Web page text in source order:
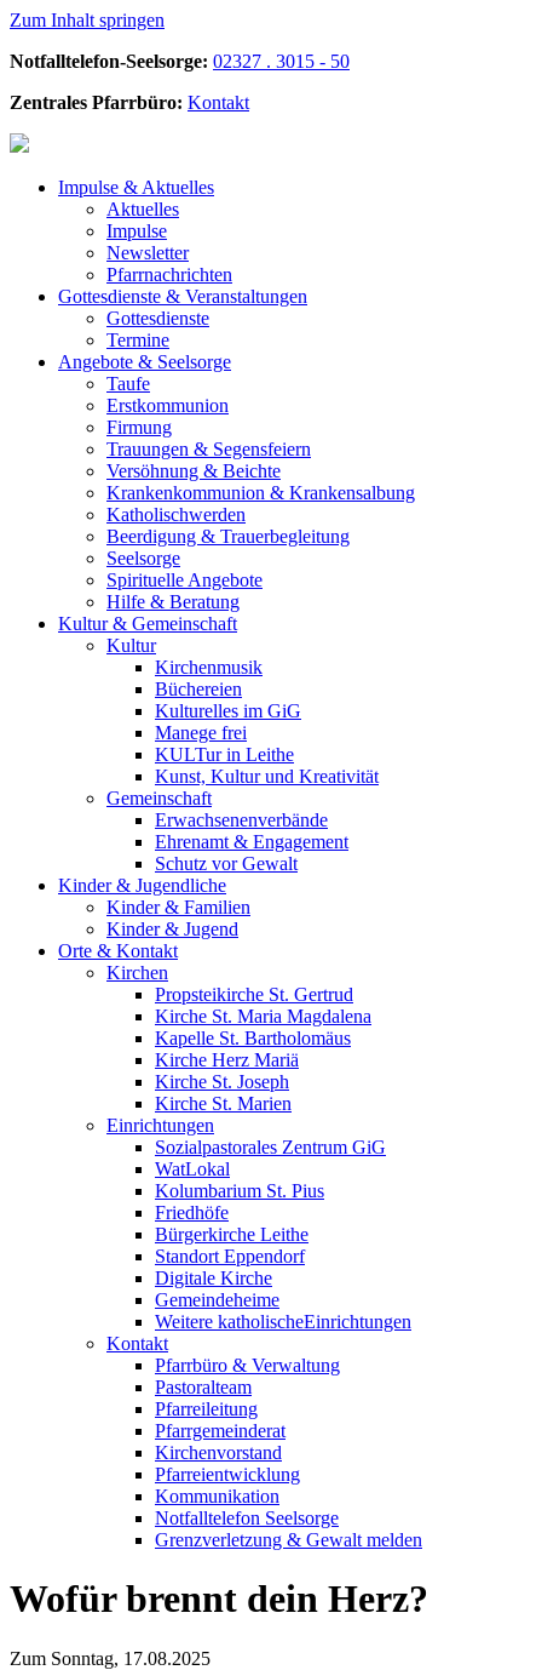
Zum Inhalt springen
Notfalltelefon-Seelsorge: 02327 . 3015 - 50
Zentrales Pfarrbüro: Kontakt
Impulse & Aktuelles
Aktuelles
Impulse
Newsletter
Pfarrnachrichten
Gottesdienste & Veranstaltungen
Gottesdienste
Termine
Angebote & Seelsorge
Taufe
Erstkommunion
Firmung
Trauungen & Segensfeiern
Versöhnung & Beichte
Krankenkommunion & Krankensalbung
Katholischwerden
Beerdigung & Trauerbegleitung
Seelsorge
Spirituelle Angebote
Hilfe & Beratung
Kultur & Gemeinschaft
Kultur
Kirchenmusik
Büchereien
Kulturelles im GiG
Manege frei
KULTur in Leithe
Kunst, Kultur und Kreativität
Gemeinschaft
Erwachsenenverbände
Ehrenamt & Engagement
Schutz vor Gewalt
Kinder & Jugendliche
Kinder & Familien
Kinder & Jugend
Orte & Kontakt
Kirchen
Propsteikirche St. Gertrud
Kirche St. Maria Magdalena
Kapelle St. Bartholomäus
Kirche Herz Mariä
Kirche St. Joseph
Kirche St. Marien
Einrichtungen
Sozialpastorales Zentrum GiG
WatLokal
Kolumbarium St. Pius
Friedhöfe
Bürgerkirche Leithe
Standort Eppendorf
Digitale Kirche
Gemeindeheime
Weitere katholische­­Einrichtungen
Kontakt
Pfarrbüro & Verwaltung
Pastoralteam
Pfarreileitung
Pfarrgemeinderat
Kirchenvorstand
Pfarreientwicklung
Kommunikation
Notfalltelefon Seelsorge
Grenzverletzung & Gewalt melden
Wofür brennt dein Herz?
Zum Sonntag, 17.08.2025